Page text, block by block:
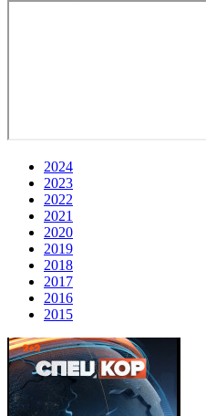
2024
2023
2022
2021
2020
2019
2018
2017
2016
2015